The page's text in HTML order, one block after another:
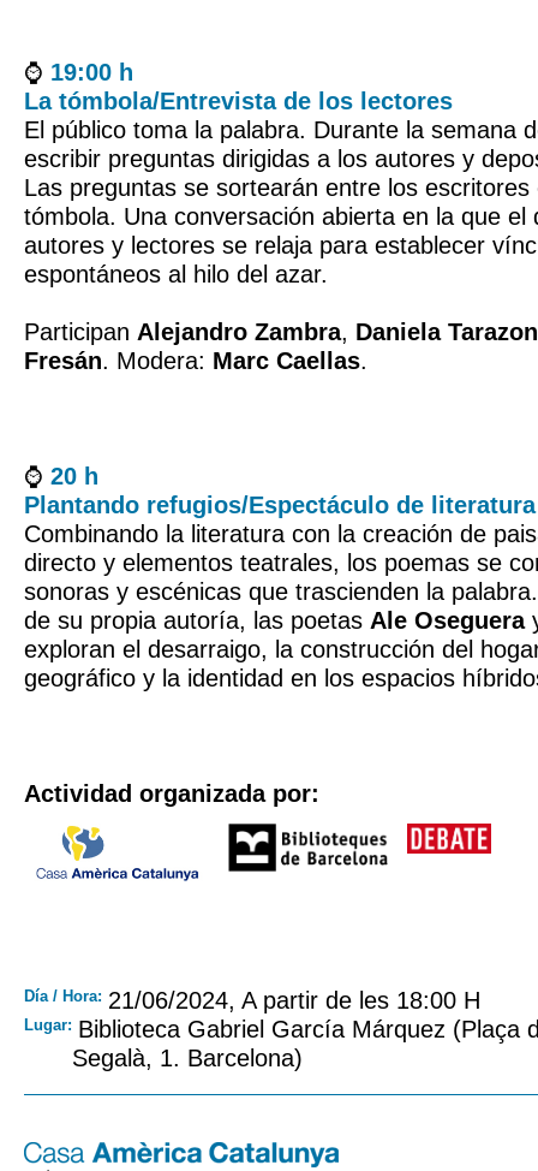
⌚​ 19:00 h
La tómbola/Entrevista de los lectores
El público toma la palabra. Durante la semana
escribir preguntas dirigidas a los autores y
Las preguntas se sortearán entre los
tómbola. Una conversación abierta en la que el
autores y lectores se relaja para establecer
espontáneos al hilo del azar.
Participan Alejandro Zambra, Daniela
Fresán. Modera: Marc Caellas.
⌚​ 20 h
Plantando refugios/Espectáculo de
Combinando la literatura con la creación de
directo y elementos teatrales, los poemas se
sonoras y escénicas que trascienden la
de su propia autoría, las poetas Ale Oseguera
exploran el desarraigo, la construcción del
geográfico y la identidad en los espacios
Actividad organizada por:
Día / Hora: 21/06/2024, A partir de les 18:00 H
Lugar: Biblioteca Gabriel García Márquez (Plaça
Segalà, 1. Barcelona)